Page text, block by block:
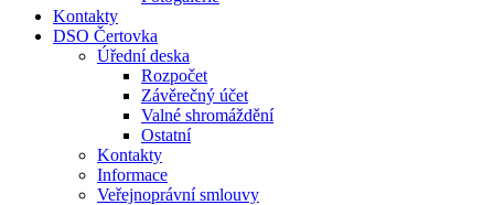
Kontakty
DSO Čertovka
Úřední deska
Rozpočet
Závěrečný účet
Valné shromáždění
Ostatní
Kontakty
Informace
Veřejnoprávní smlouvy